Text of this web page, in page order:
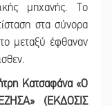
μηχανής. Το
στα σύνορα
μεταξύ έφθαναν
Κατσαφάνα «Ο
(ΕΚΔΟΣΙΣ